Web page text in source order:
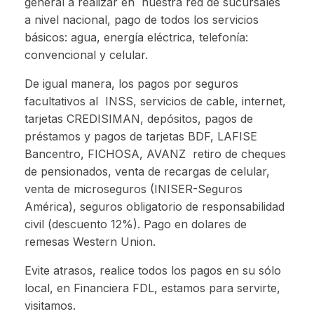
a nivel nacional, pago de todos los servicios
básicos: agua, energía eléctrica, telefonía:
convencional y celular.
De igual manera, los pagos por seguros
facultativos al INSS, servicios de cable, internet,
tarjetas CREDISIMAN, depósitos, pagos de
préstamos y pagos de tarjetas BDF, LAFISE
Bancentro, FICHOSA, AVANZ retiro de cheques
de pensionados, venta de recargas de celular,
venta de microseguros (INISER-Seguros
América), seguros obligatorio de responsabilidad
civil (descuento 12%). Pago en dolares de
remesas Western Union.
Evite atrasos, realice todos los pagos en su sólo
local, en Financiera FDL, estamos para servirte,
visitamos.